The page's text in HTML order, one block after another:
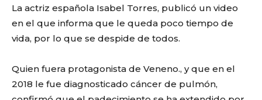
La actriz española Isabel Torres, publicó un video
en el que informa que le queda poco tiempo de
vida, por lo que se despide de todos.
Quien fuera protagonista de Veneno., y que en el
2018 le fue diagnosticado cáncer de pulmón,